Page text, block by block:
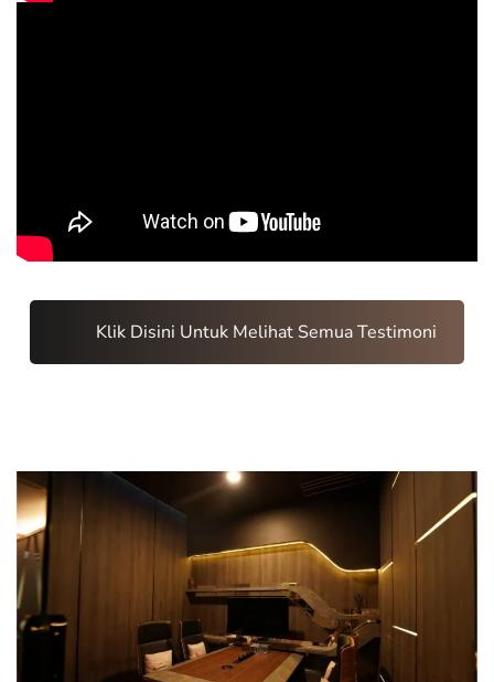
Klik Disini Untuk Melihat Semua Testimoni